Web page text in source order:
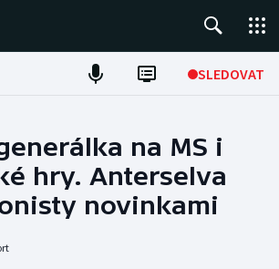
SLEDOVAT
na MS i
hry. Anterselva
novinkami